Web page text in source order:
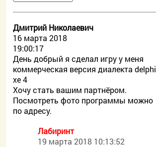
Дмитрий Николаевич
16 марта 2018
19:00:17
День добрый я сделал игру у меня
коммерческая версия диалекта delphi
xe 4
Хочу стать вашим партнёром.
Посмотреть фото программы можно
по адресу.
Лабиринт
19 марта 2018 10:13:52